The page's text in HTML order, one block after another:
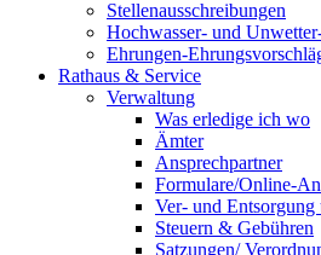
Stellenausschreibungen
Hochwasser- und
Ehrungen-
Rathaus & Service
Verwaltung
Was erledige ich wo
Ämter
Ansprechpartner
Formulare/Online-
Ver- und
Steuern & Gebühren
Satzungen/